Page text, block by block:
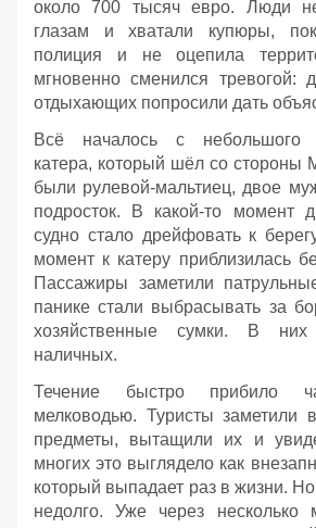
около 700 тысяч евро. Люди
глазам и хватали купюры,
полиция и не оцепила
мгновенно сменился тревогой:
отдыхающих попросили дать
Всё началось с небольшого
катера, который шёл со стороны
были рулевой‑мальтиец, двое
подросток. В какой‑то момент
судно стало дрейфовать к
момент к катеру приблизилась
Пассажиры заметили
панике стали выбрасывать за
хозяйственные сумки. В
наличных.
Течение быстро прибило
мелководью. Туристы заметили
предметы, вытащили их и
многих это выглядело как
который выпадает раз в жизни.
недолго. Уже через